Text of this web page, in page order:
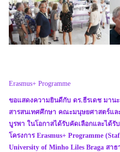
Erasmus+ Programme
ขอแสดงความยินดีกับ ดร.ธีรเดช มาน
สารสนเทศศึกษา คณะมนุษยศาสตร์แ
บูรพา ในโอกาสได้รับคัดเลือกและได้
โครงการ Erasmus+ Programme
University of Minho Liles Braga สา